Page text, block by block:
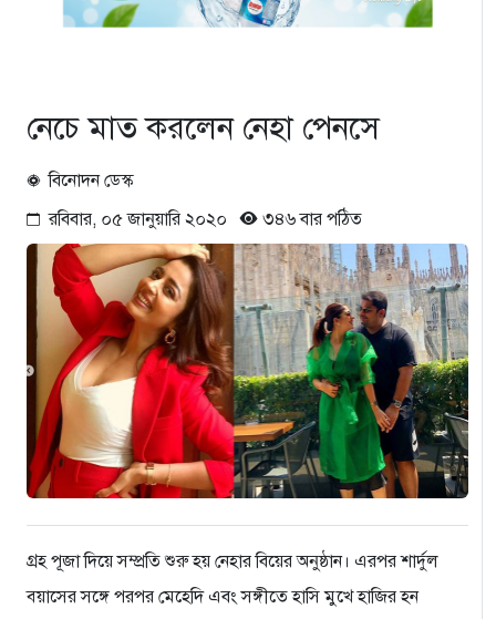
নেচে মাত করলেন নেহা পেনসে
বিনোদন ডেস্ক
রবিবার, ০৫ জানুয়ারি ২০২০
৩৪৬ বার পঠিত
গ্রহ পূজা দিয়ে সম্প্রতি শুরু হয় নেহার বিয়ের অনুষ্ঠান। এরপর শার্দুল
ব্য়াসের সঙ্গে পরপর মেহেদি এবং সঙ্গীতে হাসি মুখে হাজির হন